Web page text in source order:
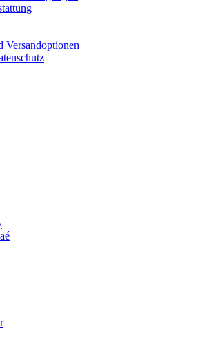
Versandoptionen